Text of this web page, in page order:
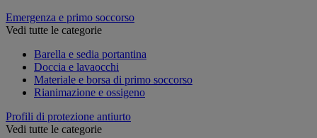
Emergenza e primo soccorso
Vedi tutte le categorie
Barella e sedia portantina
Doccia e lavaocchi
Materiale e borsa di primo soccorso
Rianimazione e ossigeno
Profili di protezione antiurto
Vedi tutte le categorie